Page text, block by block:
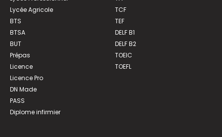
Lycée Agricole
BTS
BTSA
BUT
Prépas
Licence
Licence Pro
DN Made
PASS
Diplome infirmier
TCF
TEF
DELF B1
DELF B2
TOEIC
TOEFL